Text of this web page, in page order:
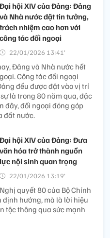
Đại hội XIV của Đảng: Đảng
và Nhà nước đặt tin tưởng,
trách nhiệm cao hơn với
công tác đối ngoại
22/01/2026 13:41’
Đảng và Nhà nước hết
Công tác đối ngoại
đều được đặt vào vị trí
là trong 80 năm qua, đặc
đây, đối ngoại đóng góp
đất nước.
Đại hội XIV của Đảng: Đưa
văn hóa trở thành nguồn
lực nội sinh quan trọng
22/01/2026 13:19’
Nghị quyết 80 của Bộ Chính
hướng, mà là lời hiệu
tộc thông qua sức mạnh